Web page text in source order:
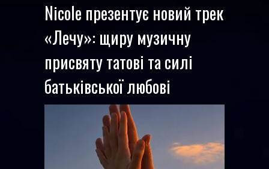
Nicole презентує новий трек
«Лечу»: щиру музичну
присвяту татові та силі
батьківської любові